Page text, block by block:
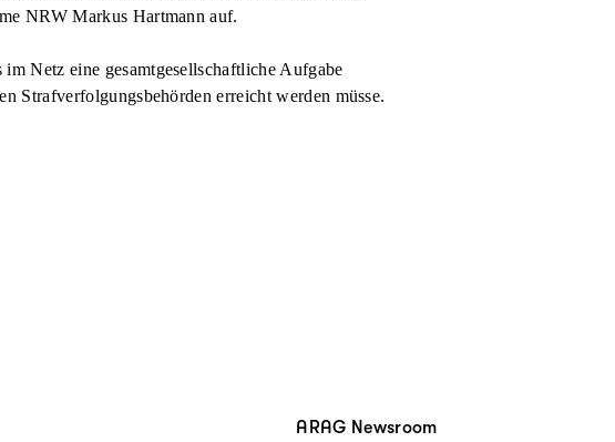
NRW Markus Hartmann auf.
im Netz eine gesamtgesellschaftliche Aufgabe
Strafverfolgungsbehörden erreicht werden müsse.
ARAG Newsroom